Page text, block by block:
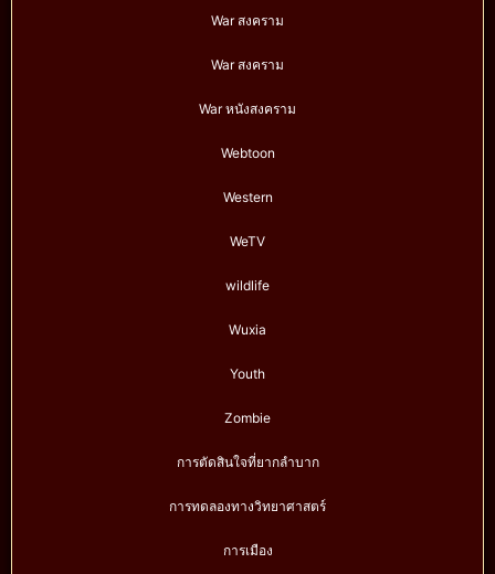
War สงคราม
War สงคราม
War หนังสงคราม
Webtoon
Western
WeTV
wildlife
Wuxia
Youth
Zombie
การตัดสินใจที่ยากลำบาก
การทดลองทางวิทยาศาสตร์
การเมือง